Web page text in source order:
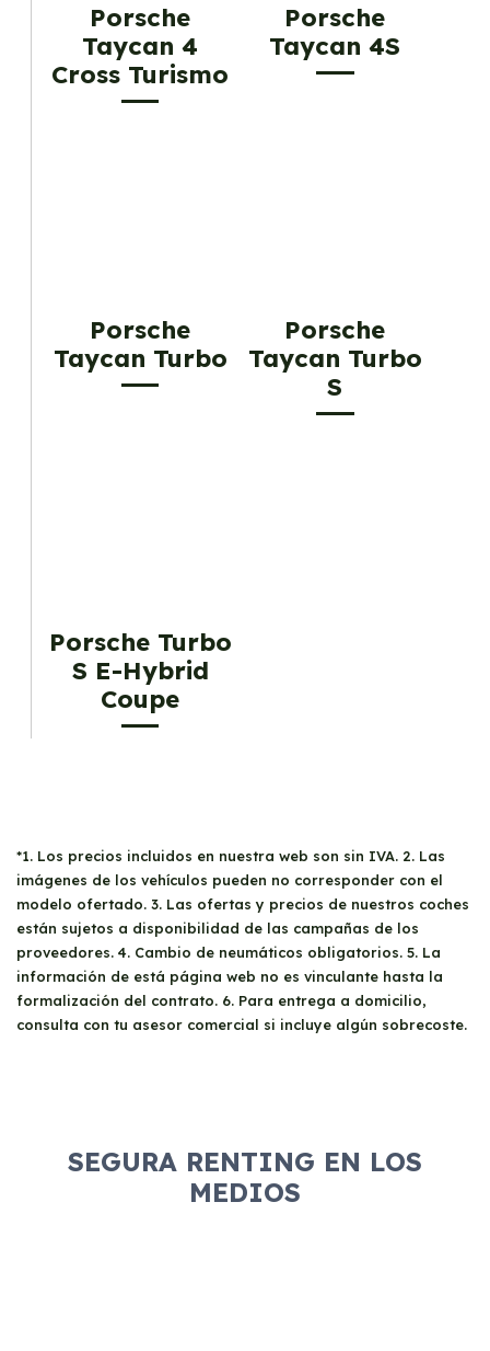
Porsche
Taycan 4
Cross Turismo
Porsche
Taycan 4S
Porsche
Taycan Turbo
Porsche
Taycan Turbo
S
Porsche Turbo
S E-Hybrid
Coupe
*1. Los precios incluidos en nuestra web son sin IVA. 2. Las
imágenes de los vehículos pueden no corresponder con el
modelo ofertado. 3. Las ofertas y precios de nuestros coches
están sujetos a disponibilidad de las campañas de los
proveedores. 4. Cambio de neumáticos obligatorios. 5. La
información de está página web no es vinculante hasta la
formalización del contrato. 6. Para entrega a domicilio,
consulta con tu asesor comercial si incluye algún sobrecoste.
SEGURA RENTING EN LOS
MEDIOS